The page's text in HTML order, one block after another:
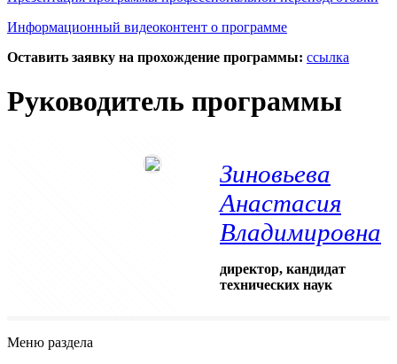
Информационный видеоконтент о программе
Оставить заявку на прохождение программы: ссылка
Руководитель программы
Зиновьева
Анастасия
Владимировна
директор, кандидат
технических наук
Меню раздела